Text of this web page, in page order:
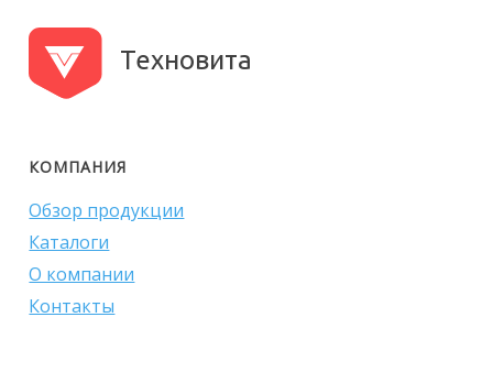
Техновита
КОМПАНИЯ
Обзор продукции
Каталоги
О компании
Контакты